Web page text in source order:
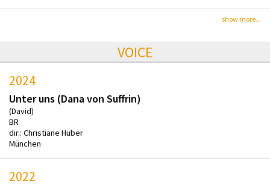
show more...
VOICE
2024
Unter uns (Dana von Suffrin)
(David)
BR
dir.: Christiane Huber
München
2022